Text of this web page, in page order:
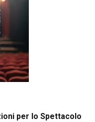
per lo Spettacolo